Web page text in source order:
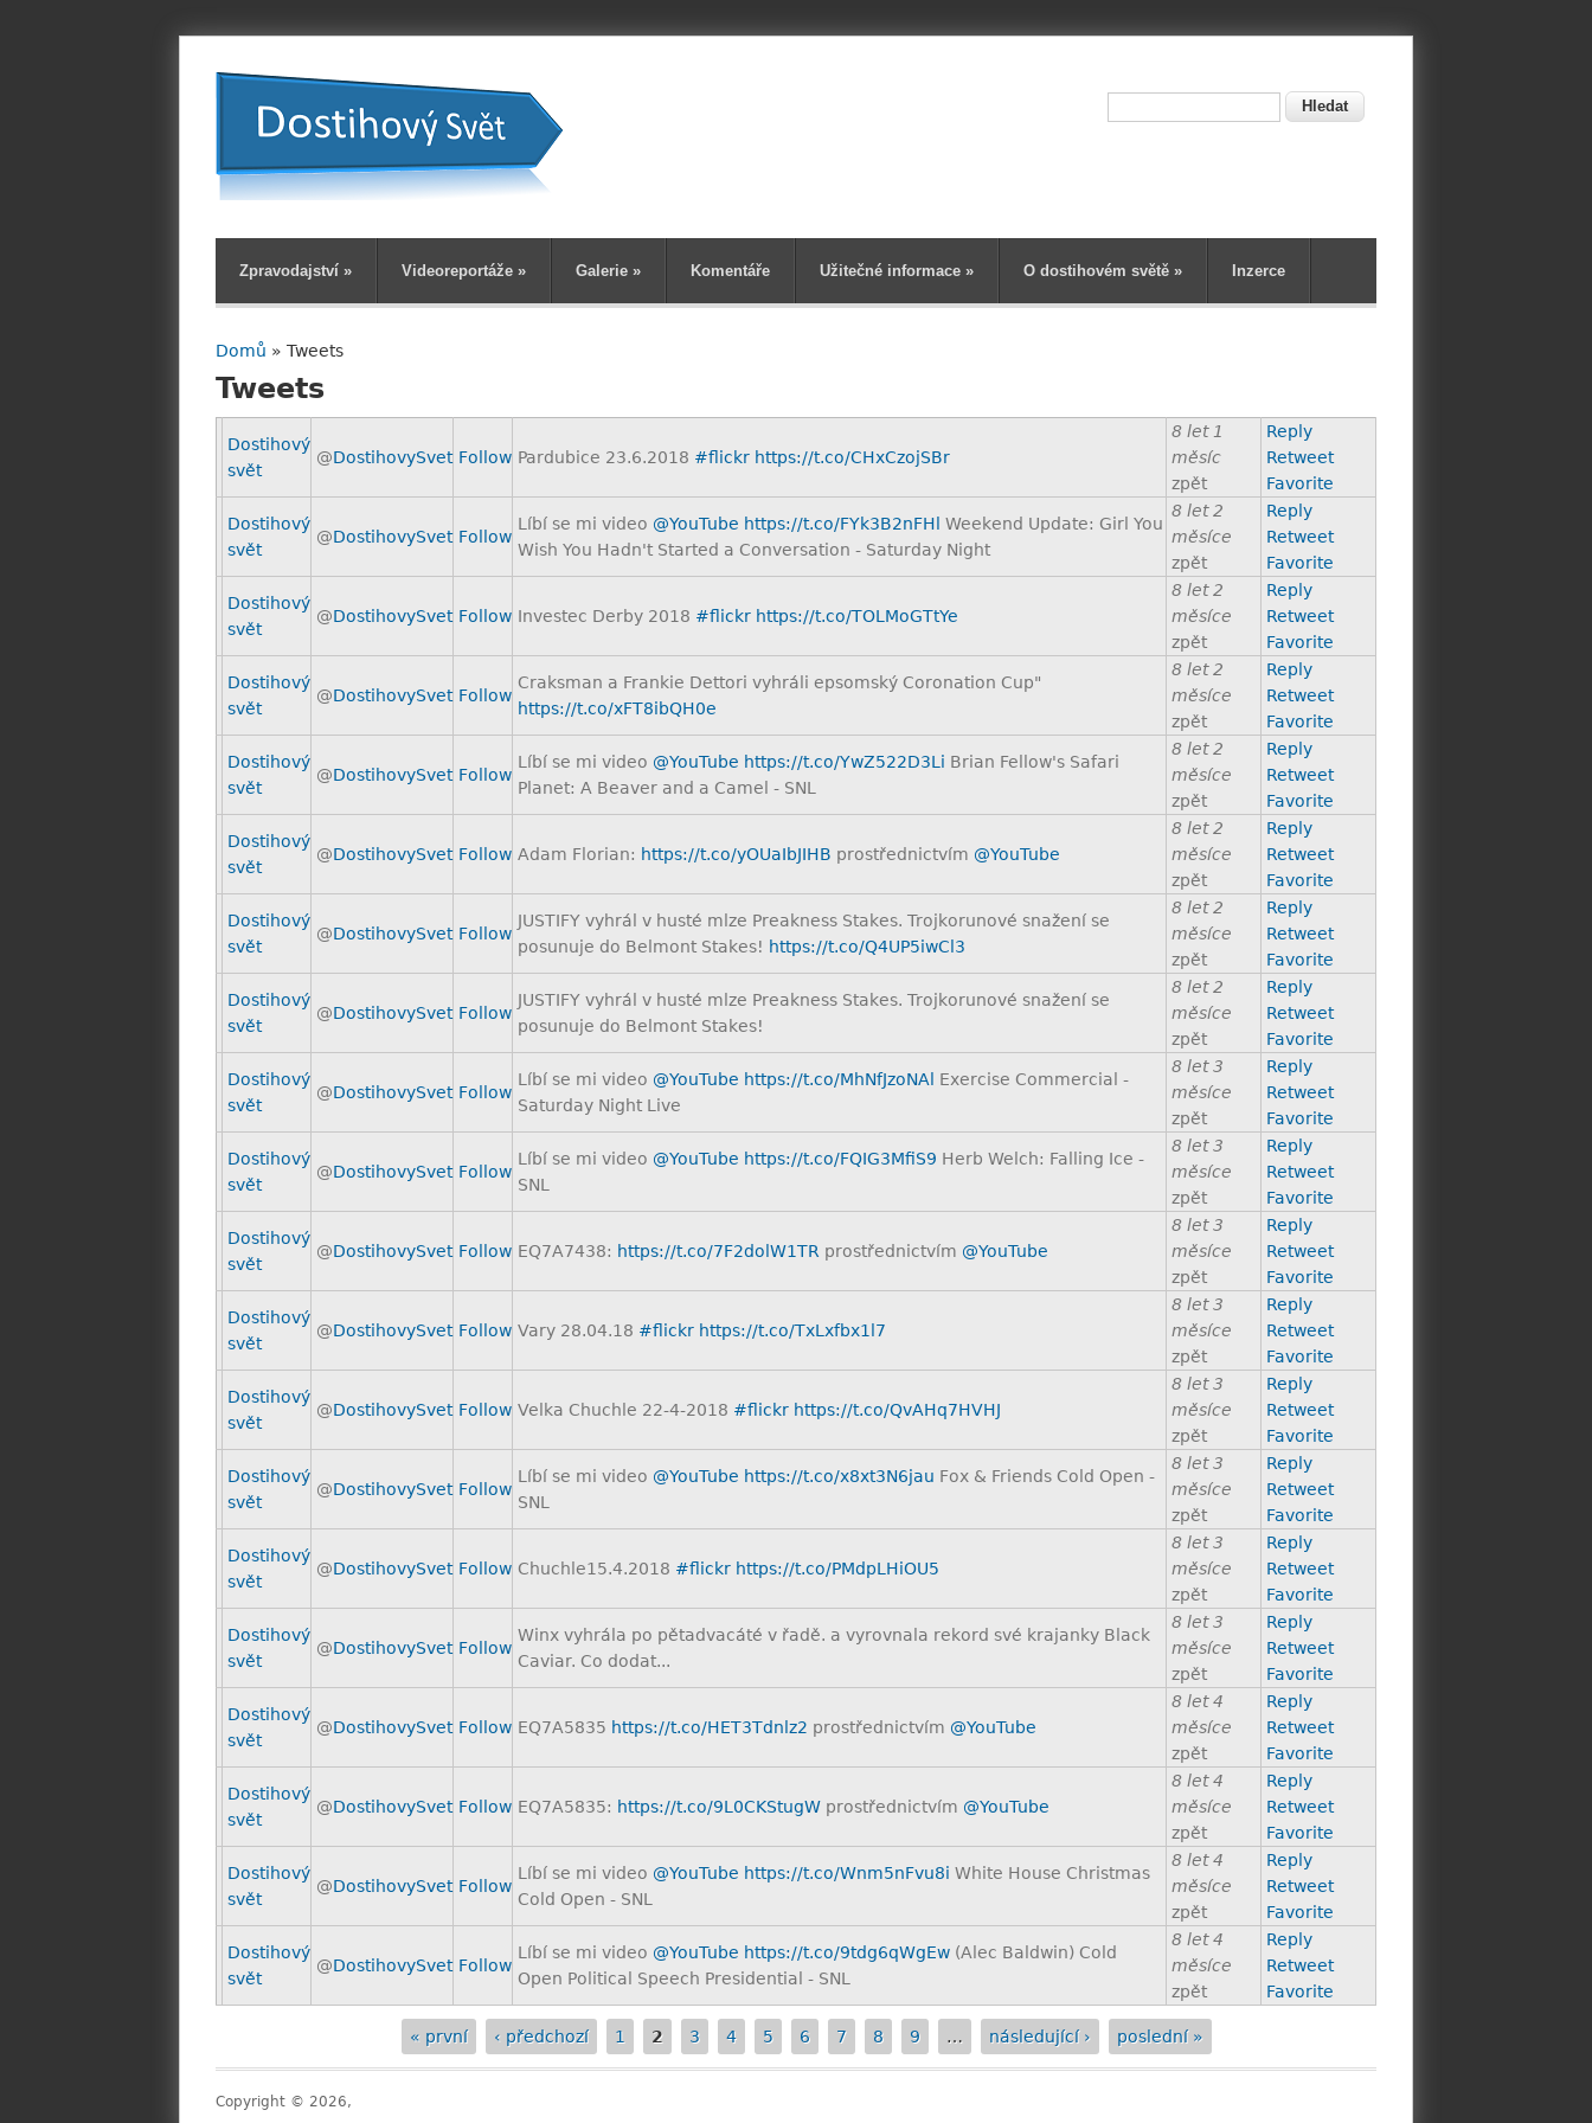
Zpravodajství » Videoreportáže » Galerie » Komentáře Užitečné informace » O dostihovém světě » Inzerce
Jste zde
Domů » Tweets
Tweets
Dostihový
svět
@DostihovySvet Follow Pardubice 23.6.2018 #flickr https://t.co/CHxCzojSBr
8 let 1
měsíc
zpět
Reply
Retweet
Favorite
Dostihový
svět
@DostihovySvet Follow
Líbí se mi video @YouTube https://t.co/FYk3B2nFHl Weekend Update: Girl You
Wish You Hadn't Started a Conversation - Saturday Night
8 let 2
měsíce
zpět
Reply
Retweet
Favorite
Dostihový
svět
@DostihovySvet Follow Investec Derby 2018 #flickr https://t.co/TOLMoGTtYe
8 let 2
měsíce
zpět
Reply
Retweet
Favorite
Dostihový
svět
@DostihovySvet Follow
Craksman a Frankie Dettori vyhráli epsomský Coronation Cup"
https://t.co/xFT8ibQH0e
8 let 2
měsíce
zpět
Reply
Retweet
Favorite
Dostihový
svět
@DostihovySvet Follow
Líbí se mi video @YouTube https://t.co/YwZ522D3Li Brian Fellow's Safari
Planet: A Beaver and a Camel - SNL
8 let 2
měsíce
zpět
Reply
Retweet
Favorite
Dostihový
svět
@DostihovySvet Follow Adam Florian: https://t.co/yOUaIbJIHB prostřednictvím @YouTube
8 let 2
měsíce
zpět
Reply
Retweet
Favorite
Dostihový
svět
@DostihovySvet Follow
JUSTIFY vyhrál v husté mlze Preakness Stakes. Trojkorunové snažení se
posunuje do Belmont Stakes! https://t.co/Q4UP5iwCl3
8 let 2
měsíce
zpět
Reply
Retweet
Favorite
Dostihový
svět
@DostihovySvet Follow
JUSTIFY vyhrál v husté mlze Preakness Stakes. Trojkorunové snažení se
posunuje do Belmont Stakes!
8 let 2
měsíce
zpět
Reply
Retweet
Favorite
Dostihový
svět
@DostihovySvet Follow
Líbí se mi video @YouTube https://t.co/MhNfJzoNAl
Exercise Commercial -
Saturday Night Live
8 let 3
měsíce
zpět
Reply
Retweet
Favorite
Dostihový
svět
@DostihovySvet Follow
Líbí se mi video @YouTube https://t.co/FQIG3MfiS9 Herb Welch: Falling Ice -
SNL
8 let 3
měsíce
zpět
Reply
Retweet
Favorite
Dostihový
svět
@DostihovySvet Follow EQ7A7438: https://t.co/7F2dolW1TR prostřednictvím @YouTube
8 let 3
měsíce
zpět
Reply
Retweet
Favorite
Dostihový
svět
@DostihovySvet Follow Vary 28.04.18 #flickr https://t.co/TxLxfbx1l7
8 let 3
měsíce
zpět
Reply
Retweet
Favorite
Dostihový
svět
@DostihovySvet Follow Velka Chuchle 22-4-2018 #flickr https://t.co/QvAHq7HVHJ
8 let 3
měsíce
zpět
Reply
Retweet
Favorite
Dostihový
svět
@DostihovySvet Follow
Líbí se mi video @YouTube https://t.co/x8xt3N6jau Fox & Friends Cold Open -
SNL
8 let 3
měsíce
zpět
Reply
Retweet
Favorite
Dostihový
svět
@DostihovySvet Follow Chuchle15.4.2018 #flickr https://t.co/PMdpLHiOU5
8 let 3
měsíce
zpět
Reply
Retweet
Favorite
Dostihový
svět
@DostihovySvet Follow
Winx vyhrála po pětadvacáté v řadě. a vyrovnala rekord své krajanky Black
Caviar. Co dodat...
8 let 3
měsíce
zpět
Reply
Retweet
Favorite
Dostihový
svět
@DostihovySvet Follow EQ7A5835 https://t.co/HET3Tdnlz2 prostřednictvím @YouTube
8 let 4
měsíce
zpět
Reply
Retweet
Favorite
Dostihový
svět
@DostihovySvet Follow EQ7A5835: https://t.co/9L0CKStugW prostřednictvím @YouTube
8 let 4
měsíce
zpět
Reply
Retweet
Favorite
Dostihový
svět
@DostihovySvet Follow
Líbí se mi video @YouTube https://t.co/Wnm5nFvu8i White House Christmas
Cold Open - SNL
8 let 4
měsíce
zpět
Reply
Retweet
Favorite
Dostihový
svět
@DostihovySvet Follow
Líbí se mi video @YouTube https://t.co/9tdg6qWgEw (Alec Baldwin) Cold
Open Political Speech Presidential - SNL
8 let 4
měsíce
zpět
Reply
Retweet
Favorite
« první ‹ předchozí 1 2 3 4 5 6 7 8 9 … následující › poslední »
Copyright © 2026,